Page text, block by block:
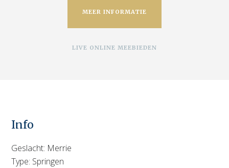
MEER INFORMATIE
LIVE ONLINE MEEBIEDEN
Info
Geslacht: Merrie
Type: Springen